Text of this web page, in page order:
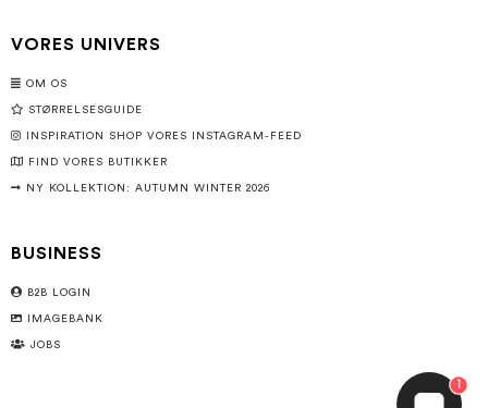
VORES UNIVERS
OM OS
STØRRELSESGUIDE
INSPIRATION SHOP VORES INSTAGRAM-FEED
FIND VORES BUTIKKER
NY KOLLEKTION: AUTUMN WINTER 2026
BUSINESS
B2B LOGIN
IMAGEBANK
JOBS
1